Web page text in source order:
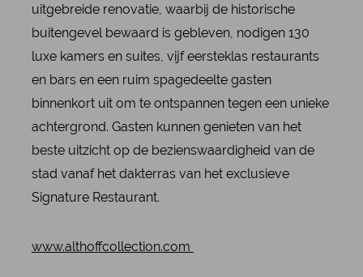
uitgebreide renovatie, waarbij de historische
buitengevel bewaard is gebleven, nodigen 130
luxe kamers en suites, vijf eersteklas restaurants
en bars en een ruim spagedeelte gasten
binnenkort uit om te ontspannen tegen een unieke
achtergrond. Gasten kunnen genieten van het
beste uitzicht op de bezienswaardigheid van de
stad vanaf het dakterras van het exclusieve
Signature Restaurant.
www.althoffcollection.com